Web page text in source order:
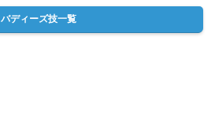
バディーズ技一覧